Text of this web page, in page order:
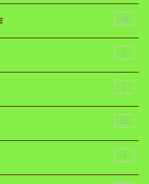
16
6
1
21
4